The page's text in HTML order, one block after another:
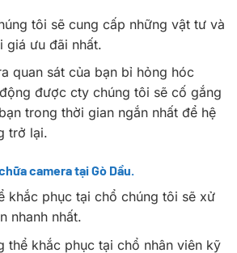
tôi sẽ cung cấp những vật tư và
giá ưu đãi nhất.
quan sát của bạn bỉ hỏng hóc
được cty chúng tôi sẽ cố gắng
trong thời gian ngắn nhất để hệ
trở lại.
camera tại Gò Dầu.
khắc phục tại chổ chúng tôi sẽ xử
nhanh nhất.
thể khắc phục tại chổ nhân viên kỹ